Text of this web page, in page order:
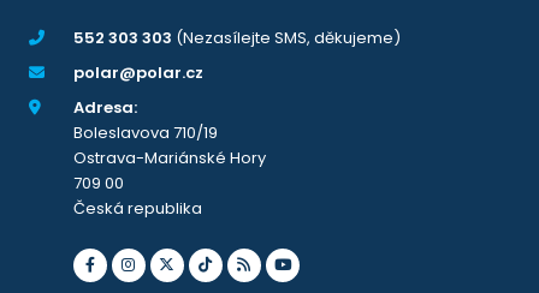
552 303 303 (Nezasílejte SMS, děkujeme)
polar@polar.cz
Adresa:
Boleslavova 710/19
Ostrava-Mariánské Hory
709 00
Česká republika